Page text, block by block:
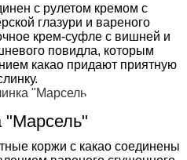
с рулетом кремом с
глазури и вареного
крем-суфле с вишней и
повидла, которым
какао придают приятную
"Марсель"
коржи с какао соединены